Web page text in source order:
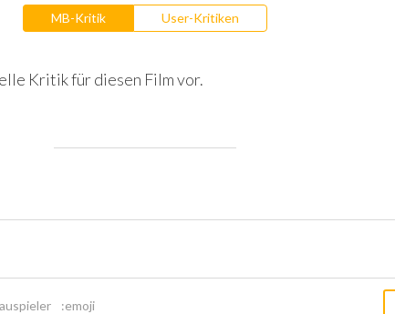
MB-Kritik User-Kritiken
Kritik für diesen Film vor.
:emoji